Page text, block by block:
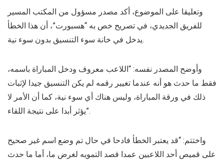
وتعليقا على الموضوع، أكد مصدر مسؤول من المكتب المسير
للفريق الجديدي، في تصريح خص به “هسبورت”، أن هذا الخطأ
يدخل في خانة سوء التنسيق بدون سوء نية.
وأوضح المصدر نفسه: “اللاعب معروف ودخل المباراة باسمه،
فقط ما حدث هو أنه عندما تغيير رقمه لم يكن التنسيق جيدا لإثبات
ذلك في ورقة المباراة، وليس هناك أي سوء نية، كما أن الأمر لا
يؤثر أبدا على نتيجة اللقاء”.
واختتم: “قد يعتبر الخطأ فادحا في حال تم وضع اسم غير صحيح
على قميص أحد اللاعبين عمدا قصد التمويه لغرض ما، أما ما حدث